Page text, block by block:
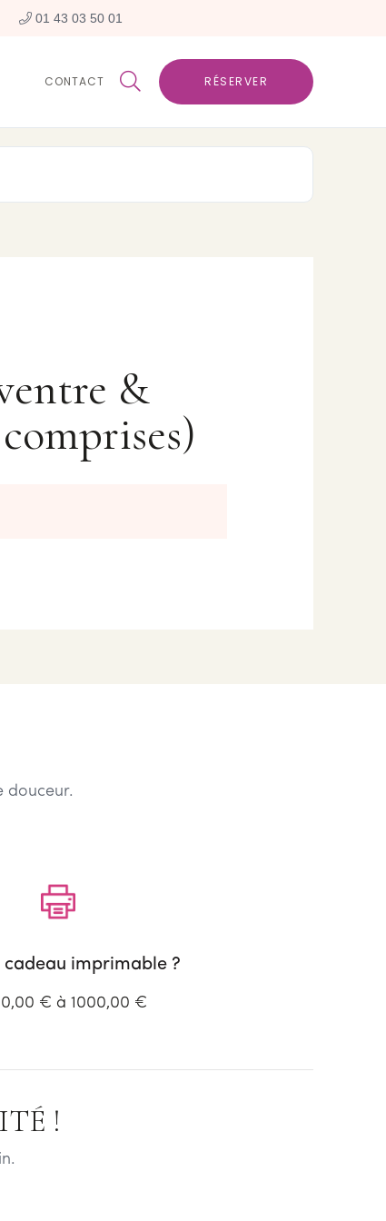
 01 43 03 50 01
CONTACT  RÉSERVER
&
douceur.
cadeau imprimable ?
€ à 1000,00 €
!